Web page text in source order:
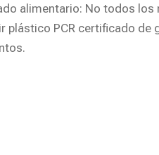
alimentario: No todos
plástico PCR certificado